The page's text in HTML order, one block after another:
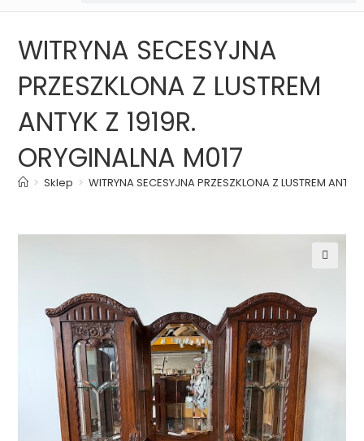
WITRYNA SECESYJNA
PRZESZKLONA Z LUSTREM
ANTYK Z 1919R.
ORYGINALNA M017
> Sklep > WITRYNA SECESYJNA PRZESZKLONA Z LUSTREM